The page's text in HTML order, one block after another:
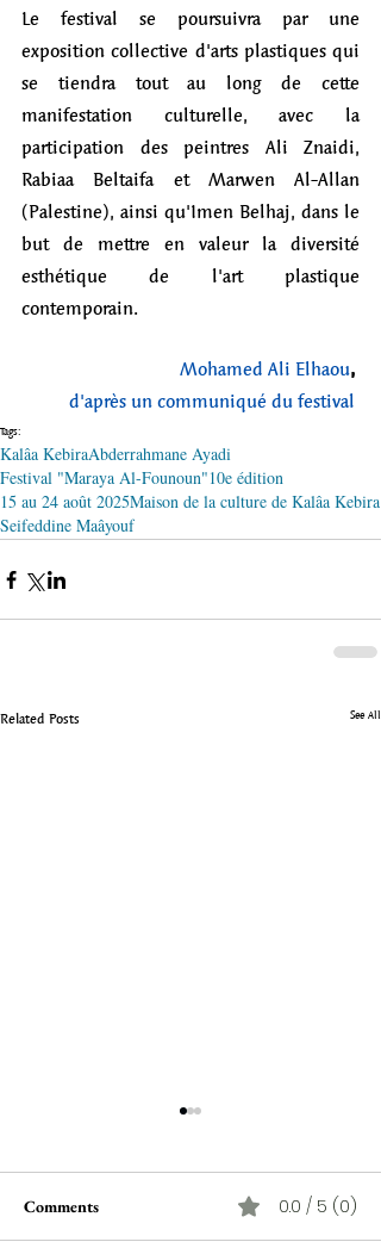
Le festival se poursuivra par une
exposition collective d'arts plastiques qui
se tiendra tout au long de cette
manifestation culturelle, avec la
participation des peintres Ali Znaidi,
Rabiaa Beltaifa et Marwen Al-Allan
(Palestine), ainsi qu'Imen Belhaj, dans le
but de mettre en valeur la diversité
esthétique de l'art plastique
contemporain.
Mohamed Ali Elhaou,
d'après un communiqué du festival
Tags:
Kalâa KebiraAbderrahmane Ayadi
Festival "Maraya Al-Founoun"10e édition
15 au 24 août 2025Maison de la culture de Kalâa Kebira
Seifeddine Maâyouf
Related Posts See All
Comments 0.0 / 5 (0)